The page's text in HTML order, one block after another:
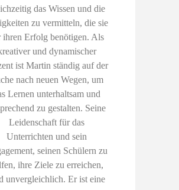
das Wissen und die
zu vermitteln, die sie
ihren Erfolg benötigen. Als
und dynamischer
ist Martin ständig auf der
nach neuen Wegen, um
Lernen unterhaltsam und
zu gestalten. Seine
Leidenschaft für das
Unterrichten und sein
seinen Schülern zu
ihre Ziele zu erreichen,
unvergleichlich. Er ist eine